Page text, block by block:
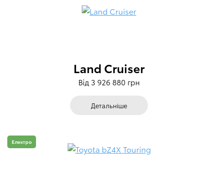
Land Cruiser
Від 3 926 880 грн
Детальніше
Електро